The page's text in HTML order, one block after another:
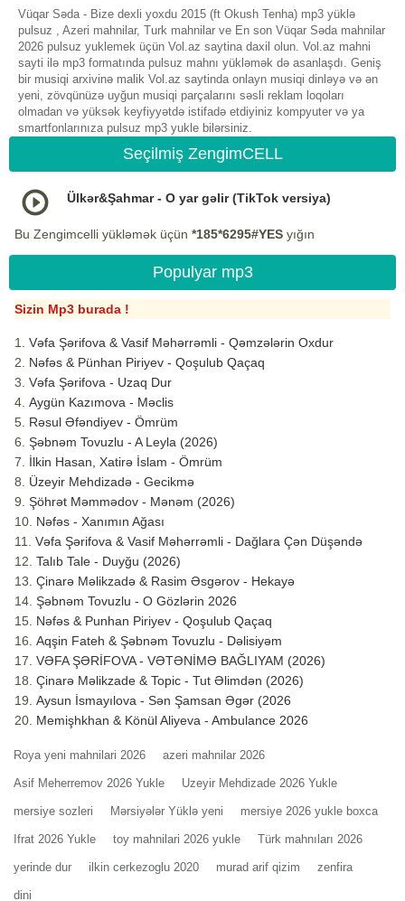
Vüqar Səda - Bize dexli yoxdu 2015 (ft Okush Tenha) mp3 yüklə
pulsuz , Azeri mahnilar, Turk mahnilar ve En son Vüqar Səda mahnilar
2026 pulsuz yuklemek üçün Vol.az saytina daxil olun. Vol.az mahni
sayti ilə mp3 formatında pulsuz mahnı yükləmək də asanlaşdı. Geniş
bir musiqi arxivinə malik Vol.az saytinda onlayn musiqi dinləyə və ən
yeni, zövqünüzə uyğun musiqi parçalarını səsli reklam loqoları
olmadan və yüksək keyfiyyətdə istifadə etdiyiniz kompyuter və ya
smartfonlarınıza pulsuz mp3 yukle bilərsiniz.
Seçilmiş ZengimCELL
Ülkər&Şahmar - O yar gəlir (TikTok versiya)
Bu Zengimcelli yükləmək üçün *185*6295#YES yığın
Populyar mp3
Sizin Mp3 burada !
Vəfa Şərifova & Vasif Məhərrəmli - Qəmzələrin Oxdur
Nəfəs & Pünhan Piriyev - Qoşulub Qaçaq
Vəfa Şərifova - Uzaq Dur
Aygün Kazımova - Məclis
Rəsul Əfəndiyev - Ömrüm
Şəbnəm Tovuzlu - A Leyla (2026)
İlkin Hasan, Xatirə İslam - Ömrüm
Üzeyir Mehdizadə - Gecikmə
Şöhrət Məmmədov - Mənəm (2026)
Nəfəs - Xanımın Ağası
Vəfa Şərifova & Vasif Məhərrəmli - Dağlara Çən Düşəndə
Talıb Tale - Duyğu (2026)
Çinarə Məlikzadə & Rasim Əsgərov - Hekayə
Şəbnəm Tovuzlu - O Gözlərin 2026
Nəfəs & Punhan Piriyev - Qoşulub Qaçaq
Aqşin Fateh & Şəbnəm Tovuzlu - Dəlisiyəm
VƏFA ŞƏRİFOVA - VƏTƏNİMƏ BAĞLIYAM (2026)
Çinarə Məlikzade & Topic - Tut Əlimdən (2026)
Aysun İsmayılova - Sən Şamsan Əgər (2026
Memişhkhan & Könül Aliyeva - Ambulance 2026
Roya yeni mahnilari 2026 azeri mahnilar 2026
Asif Meherremov 2026 Yukle Uzeyir Mehdizade 2026 Yukle
mersiye sozleri Mərsiyələr Yüklə yeni mersiye 2026 yukle boxca
Ifrat 2026 Yukle toy mahnilari 2026 yukle Türk mahnıları 2026
yerinde dur ilkin cerkezoglu 2020 murad arif qizim zenfira
dini